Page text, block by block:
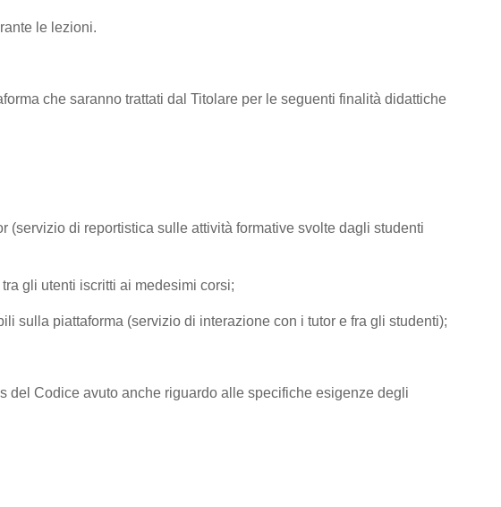
le lezioni.
che saranno trattati dal Titolare per le seguenti finalità didattiche
di reportistica sulle attività formative svolte dagli studenti
gli utenti iscritti ai medesimi corsi;
piattaforma (servizio di interazione con i tutor e fra gli studenti);
del Codice avuto anche riguardo alle specifiche esigenze degli